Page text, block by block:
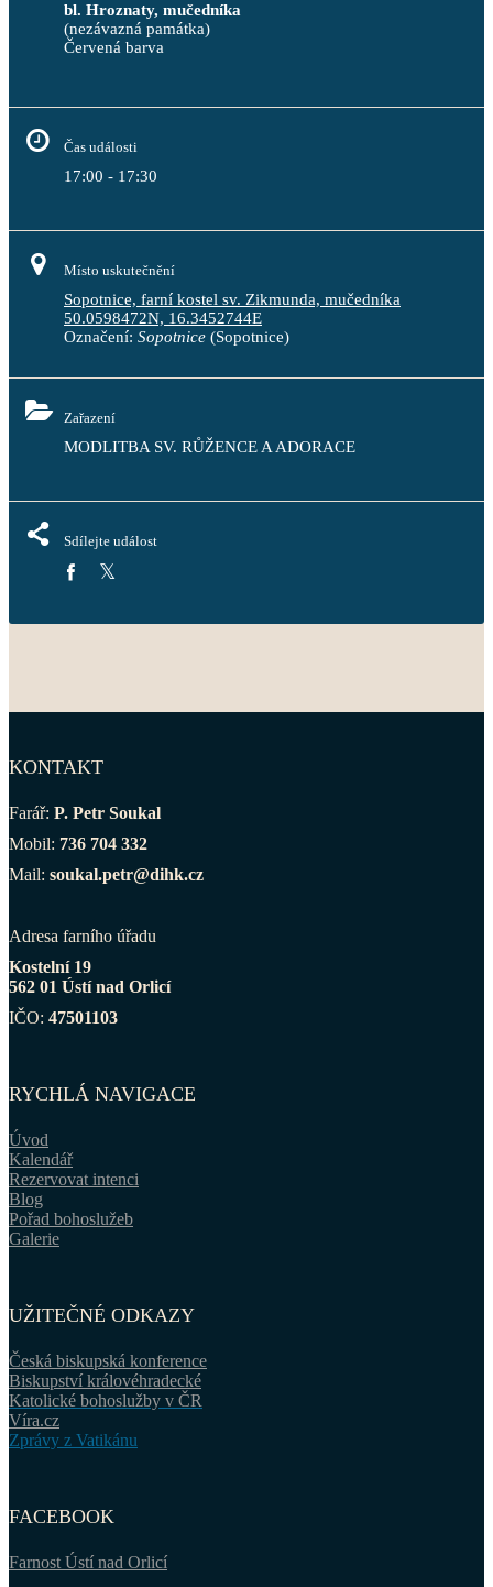
bl. Hroznaty, mučedníka
(nezávazná památka)
Červená barva
Čas události
17:00 - 17:30
Místo uskutečnění
Sopotnice, farní kostel sv. Zikmunda, mučedníka
50.0598472N, 16.3452744E
Označení: Sopotnice (Sopotnice)
Zařazení
MODLITBA SV. RŮŽENCE A ADORACE
Sdílejte událost
KONTAKT
Farář: P. Petr Soukal
Mobil: 736 704 332
Mail: soukal.petr@dihk.cz
Adresa farního úřadu
Kostelní 19
562 01 Ústí nad Orlicí
IČO: 47501103
RYCHLÁ NAVIGACE
Úvod
Kalendář
Rezervovat intenci
Blog
Pořad bohoslužeb
Galerie
UŽITEČNÉ ODKAZY
Česká biskupská konference
Biskupství královéhradecké
Katolické bohoslužby v ČR
Víra.cz
Zprávy z Vatikánu
FACEBOOK
Farnost Ústí nad Orlicí